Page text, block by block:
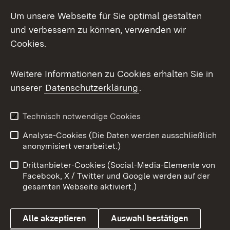
Facebook
X / Twitter
Youtube
Impressum
Kontakt
Barrierefreiheit
Datenschutz
Cookies
Um unsere Webseite für Sie optimal gestalten
und verbessern zu können, verwenden wir
Cookies.
Weitere Informationen zu Cookies erhalten Sie in
unserer Datenschutzerklärung.
Technisch notwendige Cookies
Analyse-Cookies (Die Daten werden ausschließlich
anonymisiert verarbeitet.)
Drittanbieter-Cookies (Social-Media-Elemente von
Facebook, X / Twitter und Google werden auf der
gesamten Webseite aktiviert.)
Alle akzeptieren Auswahl bestätigen